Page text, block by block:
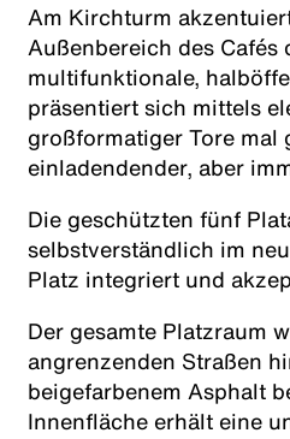
Am Kirchturm
Außenbereich des Cafés
multifunktionale,
präsentiert sich mittels
großformatiger Tore mal
einladendender, aber
Die geschützten fünf
selbstverständlich im
Platz integriert und
Der gesamte Platzraum
angrenzenden Straßen
beigefarbenem Asphalt
Innenfläche erhält eine